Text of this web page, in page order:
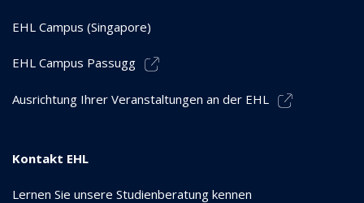
EHL Campus (Singapore)
EHL Campus Passugg
Ausrichtung Ihrer Veranstaltungen an der EHL
Kontakt EHL
Lernen Sie unsere Studienberatung kennen